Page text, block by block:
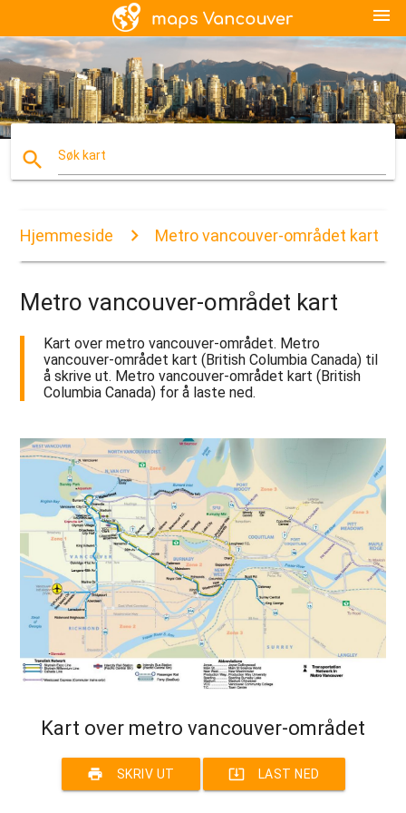
menu
search Søk kart
Hjemmeside Metro vancouver-området kart
Metro vancouver-området kart
Kart over metro vancouver-området. Metro
vancouver-området kart (British Columbia Canada) til
å skrive ut. Metro vancouver-området kart (British
Columbia Canada) for å laste ned.
Kart over metro vancouver-området
print SKRIV UT system_update_alt LAST NED